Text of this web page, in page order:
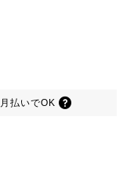
払いでOK